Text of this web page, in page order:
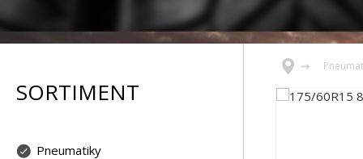
SORTIMENT
Pneumatiky